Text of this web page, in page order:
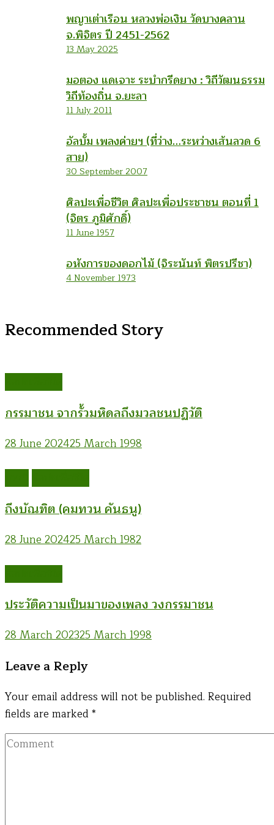
พญาเต่าเรือน หลวงพ่อเงิน วัดบางคลาน
จ.พิจิตร ปี 2451-2562
13 May 2025
มอตอง แดเจาะ ระบำกรีดยาง : วิถีวัฒนธรรม
วิถีท้องถิ่น จ.ยะลา
11 July 2011
อัลบั้ม เพลงค่ายฯ (ที่ว่าง…ระหว่างเส้นลวด 6
สาย)
30 September 2007
ศิลปะเพื่อชีวิต ศิลปะเพื่อประชาชน ตอนที่ 1
(จิตร ภูมิศักดิ์)
11 June 1957
อหังการของดอกไม้ (จิระนันท์ พิตรปรีชา)
4 November 1973
Recommended Story
กรรมาชน จากรั้วมหิดลถึงมวลชนปฏิวัติ
28 June 202425 March 1998
ถึงบัณฑิต (คมทวน คันธนู)
28 June 202425 March 1982
ประวัติความเป็นมาของเพลง วงกรรมาชน
28 March 202325 March 1998
Leave a Reply
Your email address will not be published. Required
fields are marked *
Comment